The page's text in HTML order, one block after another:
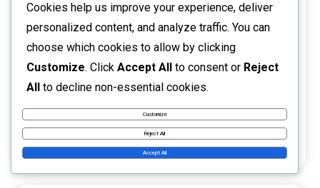
Récompenses des événements en jeu :
Critères d’éligibilité, Types de récompenses,
Récompenses des événements en jeu
12/03/2026
Marisol Vega
0
Cookies help us improve your experience, deliver
personalized content, and analyze traffic. You can
choose which cookies to allow by clicking
Customize. Click Accept All to consent or Reject
All to decline non-essential cookies.
Customize
Reject All
Accept All